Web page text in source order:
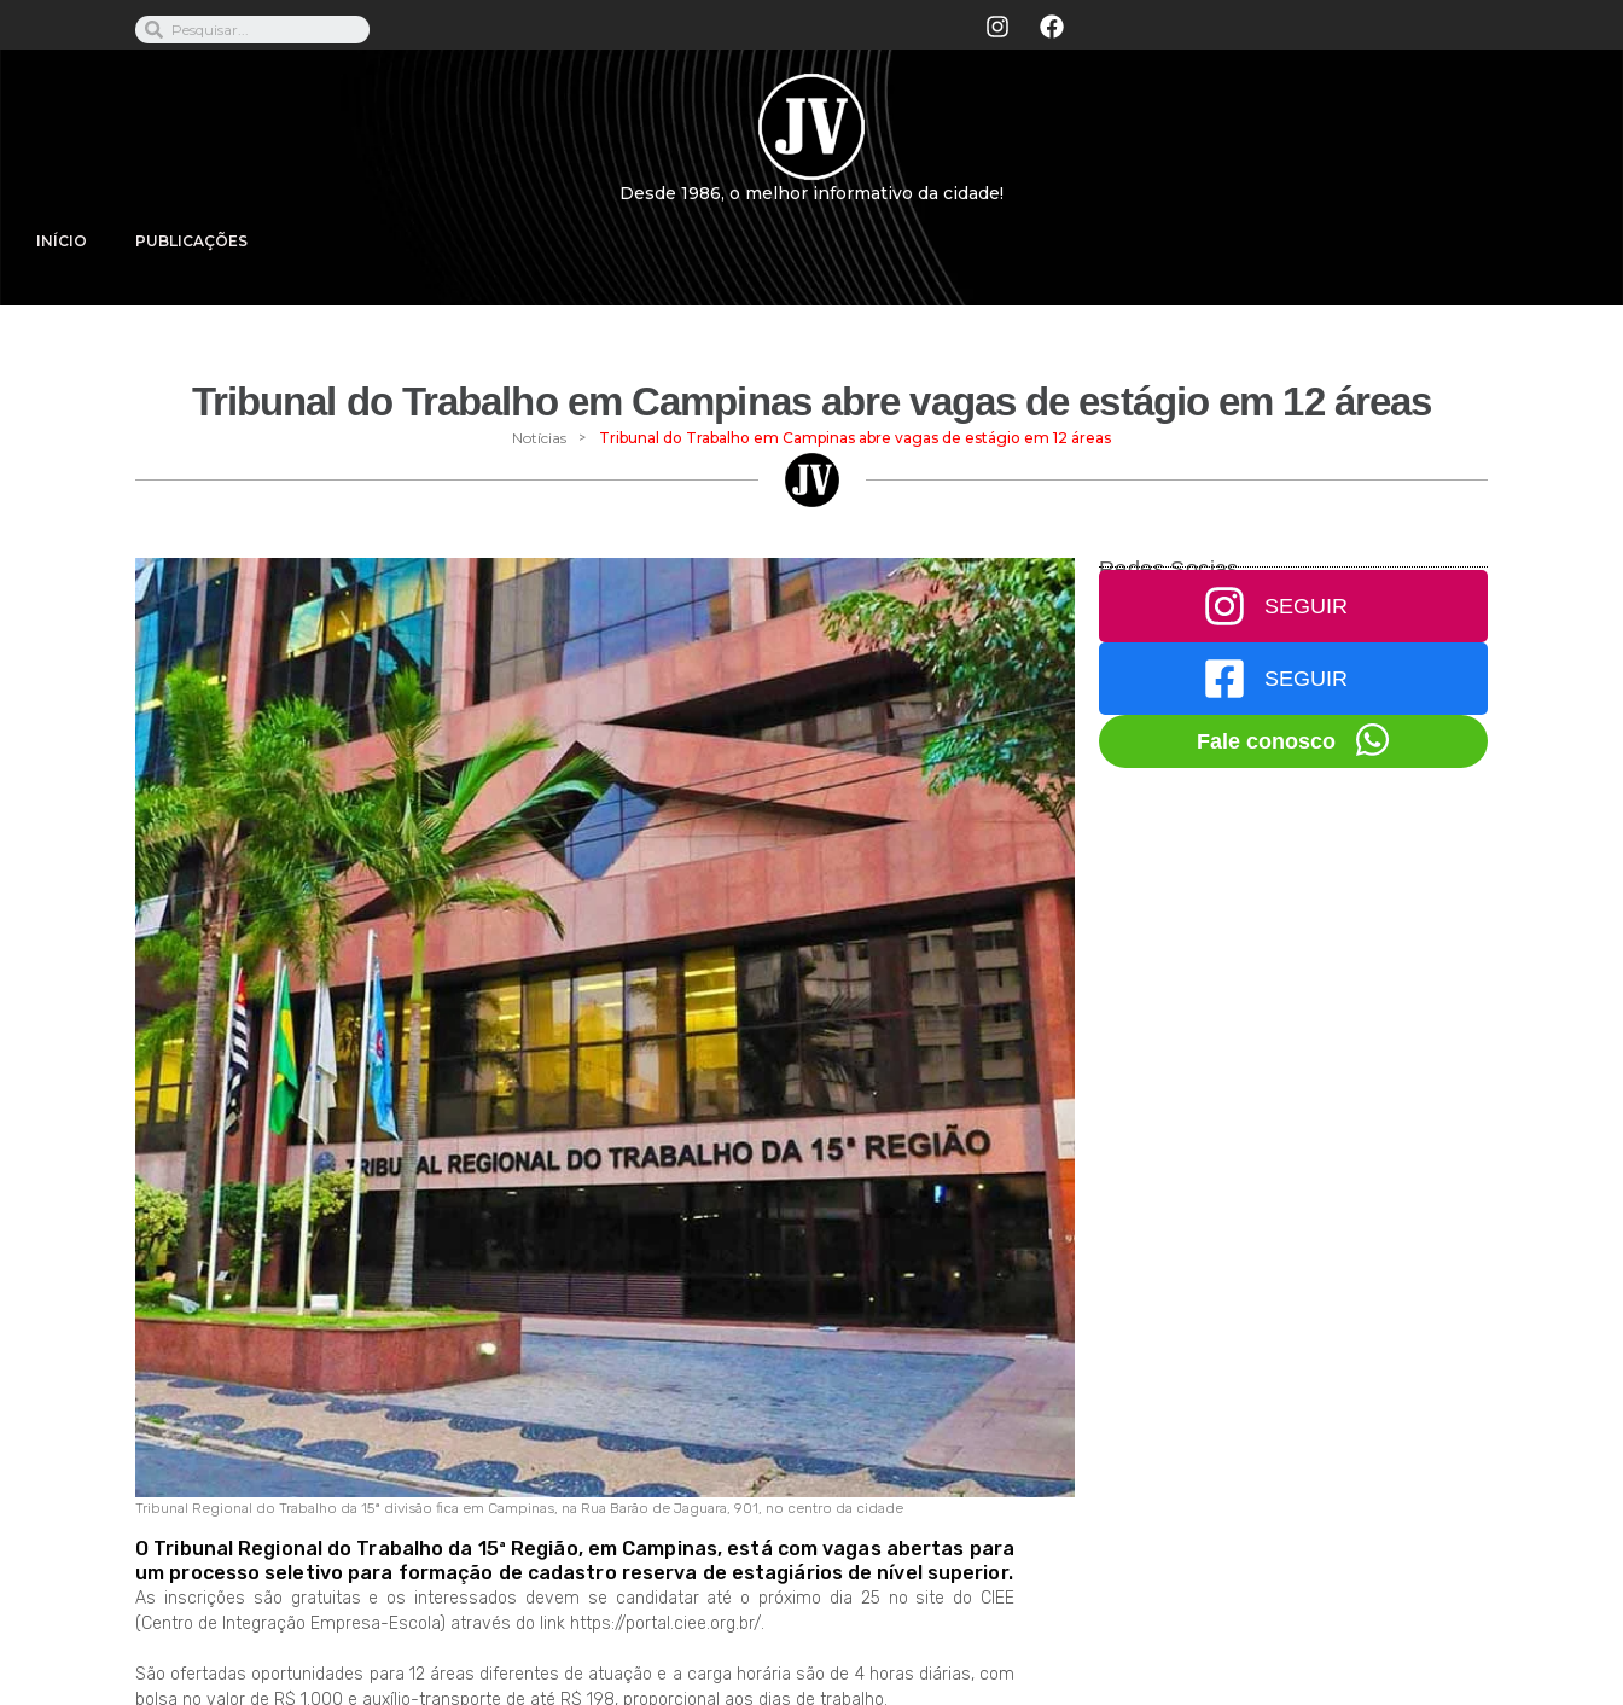
Desde 1986, o melhor informativo da cidade!
INÍCIO PUBLICAÇÕES
Tribunal do Trabalho em Campinas abre vagas de estágio em 12 áreas
Notícias > Tribunal do Trabalho em Campinas abre vagas de estágio em 12 áreas
Tribunal Regional do Trabalho da 15ª divisão fica em Campinas, na Rua Barão de Jaguara, 901, no centro da cidade
O Tribunal Regional do Trabalho da 15ª Região, em Campinas, está com vagas abertas para
um processo seletivo para formação de cadastro reserva de estagiários de nível superior.
As inscrições são gratuitas e os interessados devem se candidatar até o próximo dia 25 no site do CIEE
(Centro de Integração Empresa-Escola) através do link https://portal.ciee.org.br/.
São ofertadas oportunidades para 12 áreas diferentes de atuação e a carga horária são de 4 horas diárias, com
bolsa no valor de R$ 1.000 e auxílio-transporte de até R$ 198, proporcional aos dias de trabalho.
Redes Socias
SEGUIR
SEGUIR
Fale conosco